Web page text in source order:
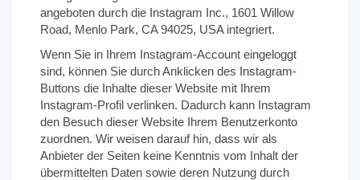
angeboten durch die Instagram Inc., 1601 Willow
Road, Menlo Park, CA 94025, USA integriert.
Wenn Sie in Ihrem Instagram-Account eingeloggt
sind, können Sie durch Anklicken des Instagram-
Buttons die Inhalte dieser Website mit Ihrem
Instagram-Profil verlinken. Dadurch kann Instagram
den Besuch dieser Website Ihrem Benutzerkonto
zuordnen. Wir weisen darauf hin, dass wir als
Anbieter der Seiten keine Kenntnis vom Inhalt der
übermittelten Daten sowie deren Nutzung durch